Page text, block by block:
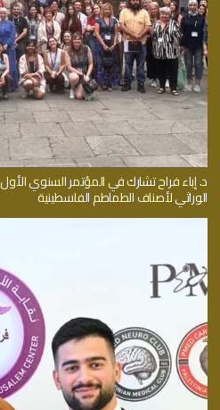
الوراثي لأصناف الطماطم الفلسطينية